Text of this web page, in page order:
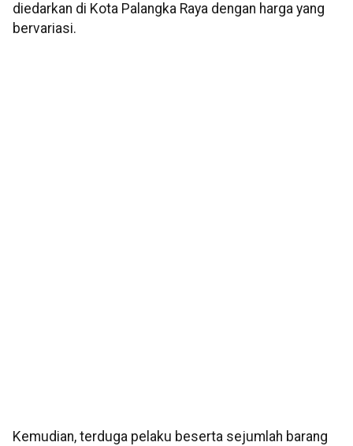
diedarkan di Kota Palangka Raya dengan harga yang
bervariasi.
Kemudian, terduga pelaku beserta sejumlah barang